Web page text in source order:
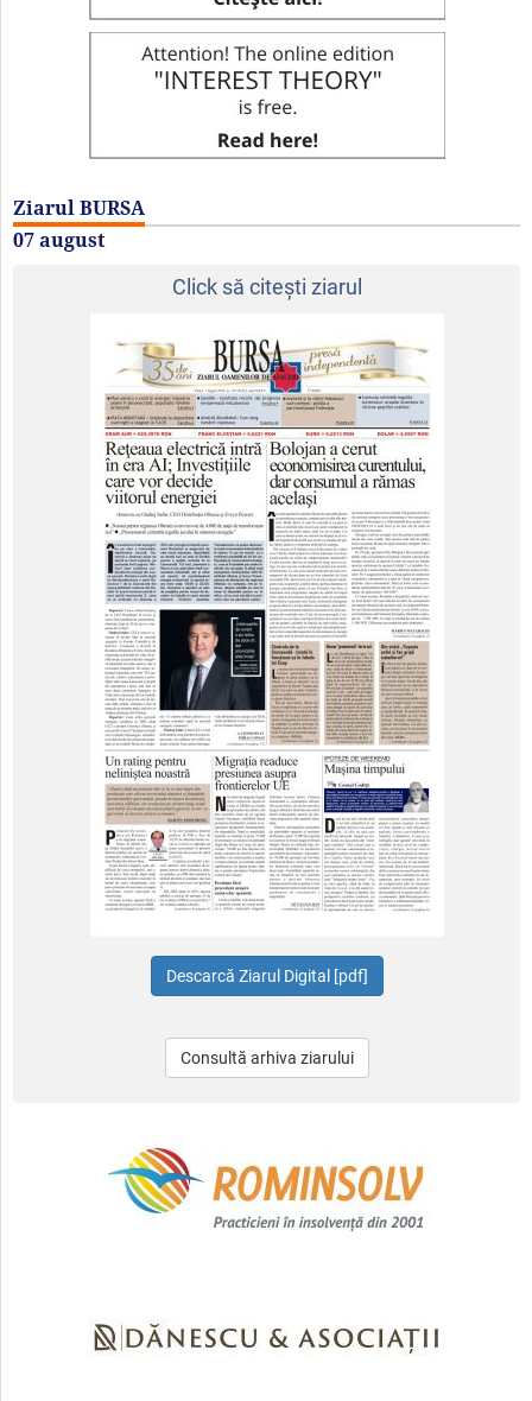
Ziarul BURSA
07 august
Click să citeşti ziarul
Consultă arhiva ziarului